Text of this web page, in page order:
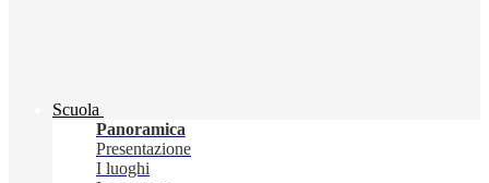
Scuola
Panoramica
Presentazione
I luoghi